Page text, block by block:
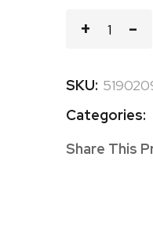
SKU:
Categories:
Share This